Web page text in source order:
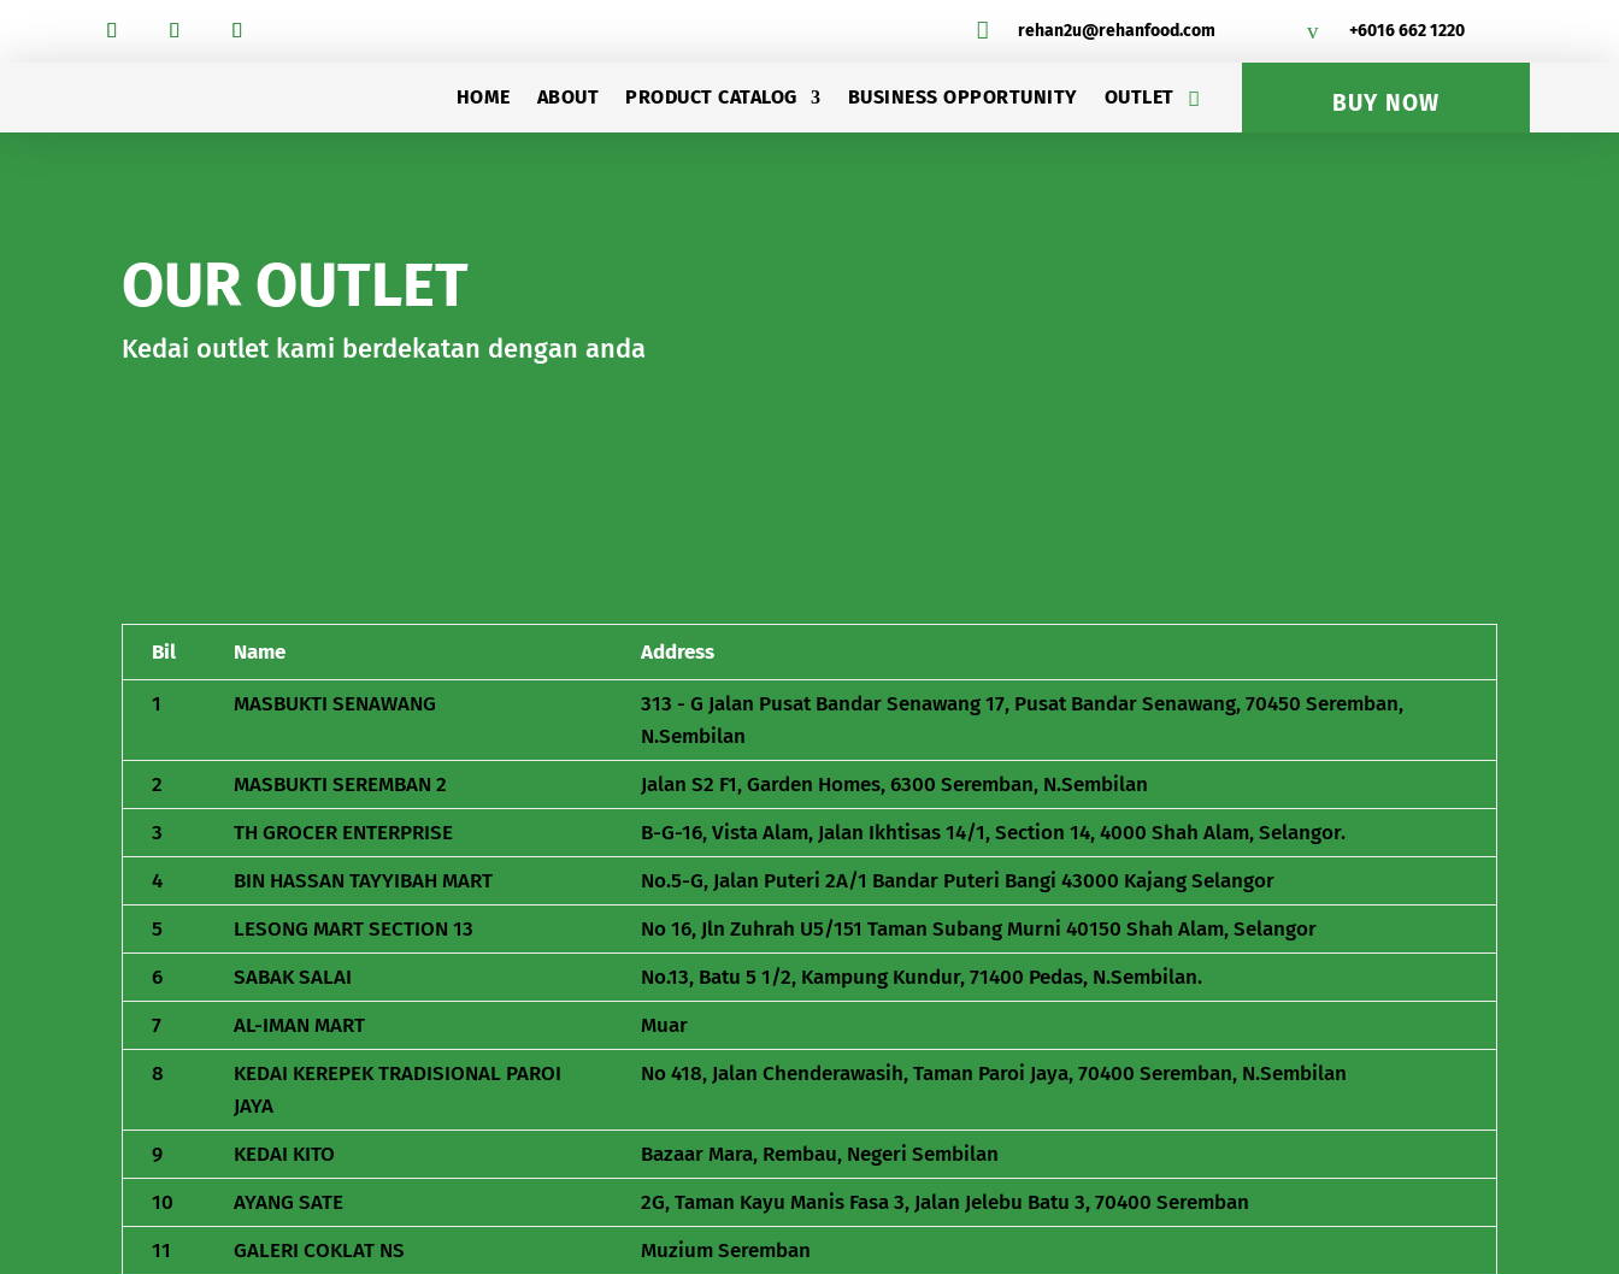
 rehan2u@rehanfood.com v +6016 662 1220
HOME ABOUT PRODUCT CATALOG BUSINESS OPPORTUNITY OUTLET BUY NOW
OUR OUTLET
Kedai outlet kami berdekatan dengan anda
Bil Name Address
1 MASBUKTI SENAWANG
313 - G Jalan Pusat Bandar Senawang 17, Pusat Bandar Senawang, 70450 Seremban,
N.Sembilan
2
MASBUKTI SEREMBAN 2
Jalan S2 F1, Garden Homes, 6300 Seremban, N.Sembilan
3
TH GROCER ENTERPRISE
B-G-16, Vista Alam, Jalan Ikhtisas 14/1, Section 14, 4000 Shah Alam, Selangor.
4
BIN HASSAN TAYYIBAH MART
No.5-G, Jalan Puteri 2A/1 Bandar Puteri Bangi 43000 Kajang Selangor
5
LESONG MART SECTION 13
No 16, Jln Zuhrah U5/151 Taman Subang Murni 40150 Shah Alam, Selangor
6
SABAK SALAI
No.13, Batu 5 1/2, Kampung Kundur, 71400 Pedas, N.Sembilan.
7
AL-IMAN MART
Muar
8
KEDAI KEREPEK TRADISIONAL PAROI
JAYA
No 418, Jalan Chenderawasih, Taman Paroi Jaya, 70400 Seremban, N.Sembilan
9 KEDAI KITO
Bazaar Mara, Rembau, Negeri Sembilan
10
AYANG SATE
2G, Taman Kayu Manis Fasa 3, Jalan Jelebu Batu 3, 70400 Seremban
11
GALERI COKLAT NS
Muzium Seremban